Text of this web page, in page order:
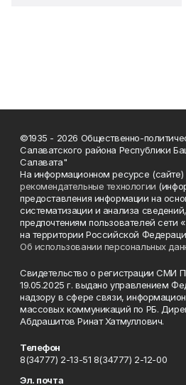
©1935 - 2026 Общественно-
Салаватского района Республики
Салавата"
На информационном ресурсе
рекомендательные технологии
предоставления информации на
систематизации и анализа
предпочтениям пользователей сети
на территории Российской
Об использовании персональных
Свидетельство о регистрации СМИ
19.05.2025 г. выдано управлением
надзору в сфере связи,
массовых коммуникаций по РБ.
Абдрашитов Ринат Хатмуллович.
Телефон
8(34777) 2-13-51 8(34777) 2-12-00
Эл. почта